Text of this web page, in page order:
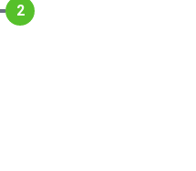
2